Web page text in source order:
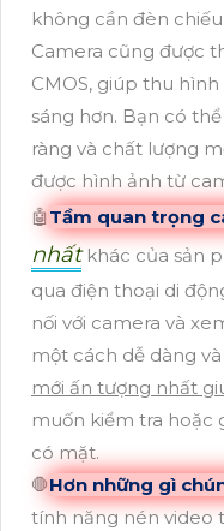
không cần đèn
Camera cũng được
CMOS, giúp thu
sáng hơn. Bạn có
ràng và chất lượng
được hình ảnh từ
🤖️Tầm quan trọng
nhấtkhác của sản
qua điện thoại di
nối với camera và
một cách dễ dàng
mới ấn tượng nhất
muốn kiểm tra hoặc
có mặt.
🛑Hơn những gì
tính năng nén video